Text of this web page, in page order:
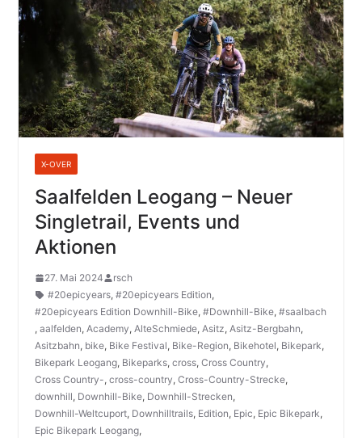
X-OVER
Saalfelden Leogang – Neuer
Singletrail, Events und
Aktionen
27. Mai 2024
rsch
#20epicyears, #20epicyears Edition,
#20epicyears Edition Downhill-Bike, #Downhill-Bike, #saalbach
, aalfelden, Academy, AlteSchmiede, Asitz, Asitz-Bergbahn,
Asitzbahn, bike, Bike Festival, Bike-Region, Bikehotel, Bikepark,
Bikepark Leogang, Bikeparks, cross, Cross Country,
Cross Country-, cross-country, Cross-Country-Strecke,
downhill, Downhill-Bike, Downhill-Strecken,
Downhill-Weltcuport, Downhilltrails, Edition, Epic, Epic Bikepark,
Epic Bikepark Leogang,